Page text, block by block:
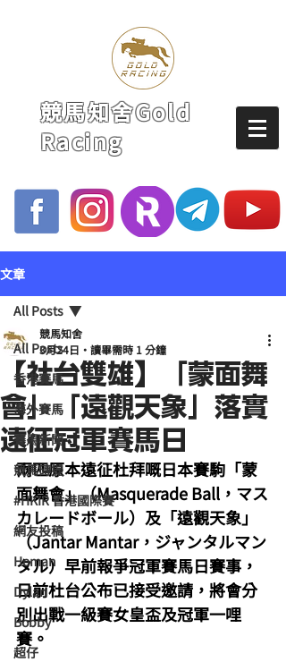
競馬知舍Gold
Racing
文章
All Posts
香港賽馬
海外賽馬
賽馬新聞
競馬磚提
#HKIR 香港國際賽
網友投稿
Homan
Dylan
Bobby
超仔
All Posts
【社台雙雄】「蒙面舞
會」「遠觀天象」落實
遠征冠軍賽馬日
競馬知舍
3月24日
讀畢需時 1 分鐘
兩匹原本遠征杜拜嘅日本賽駒「蒙
面舞會」（Masquerade Ball，マス
カレードボール）及「遠觀天象」
（Jantar Mantar，ジャンタルマン
タル）早前報爭冠軍賽馬日賽事，
日前杜台公布已接受邀請，將會分
別出戰一級賽女皇盃及冠軍一哩
賽。